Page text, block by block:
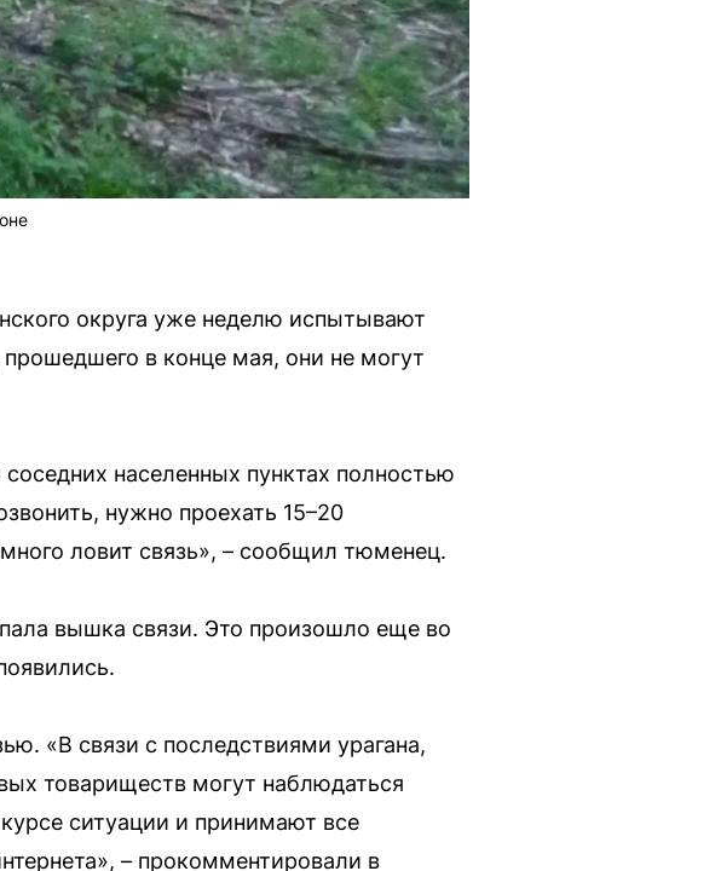
округа уже неделю испытывают
в конце мая, они не могут
населенных пунктах полностью
нужно проехать 15–20
ловит связь», – сообщил тюменец.
вышка связи. Это произошло еще во
«В связи с последствиями урагана,
товариществ могут наблюдаться
ситуации и принимают все
– прокомментировали в